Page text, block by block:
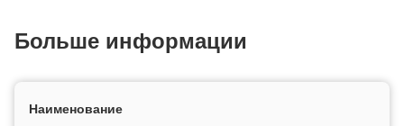
Больше информации
Наименование